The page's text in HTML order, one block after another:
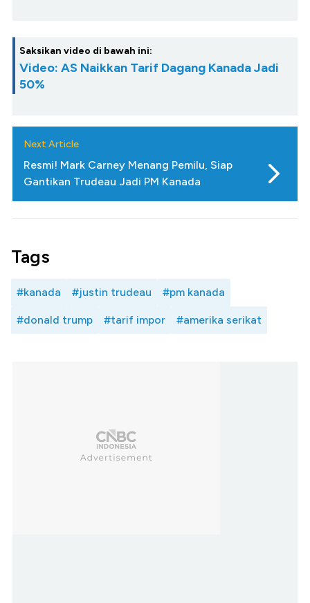
Saksikan video di bawah ini:
Video: AS Naikkan Tarif Dagang Kanada Jadi
50%
Next Article
Resmi! Mark Carney Menang Pemilu, Siap
Gantikan Trudeau Jadi PM Kanada
Tags
#kanada #justin trudeau #pm kanada
#donald trump #tarif impor #amerika serikat